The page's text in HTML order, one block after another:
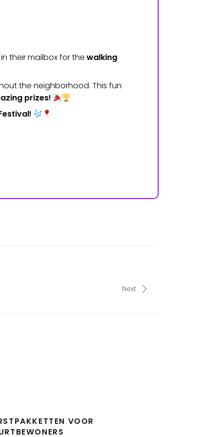
their mailbox for the walking
the neighborhood. This fun
prizes!
Next
VOOR